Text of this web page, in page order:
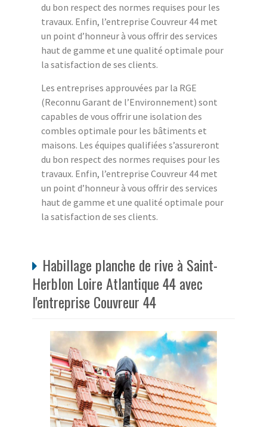
du bon respect des normes requises pour les
travaux. Enfin, l’entreprise Couvreur 44 met
un point d’honneur à vous offrir des services
haut de gamme et une qualité optimale pour
la satisfaction de ses clients.
Les entreprises approuvées par la RGE
(Reconnu Garant de l’Environnement) sont
capables de vous offrir une isolation des
combles optimale pour les bâtiments et
maisons. Les équipes qualifiées s’assureront
du bon respect des normes requises pour les
travaux. Enfin, l’entreprise Couvreur 44 met
un point d’honneur à vous offrir des services
haut de gamme et une qualité optimale pour
la satisfaction de ses clients.
Habillage planche de rive à Saint-
Herblon Loire Atlantique 44 avec
l'entreprise Couvreur 44